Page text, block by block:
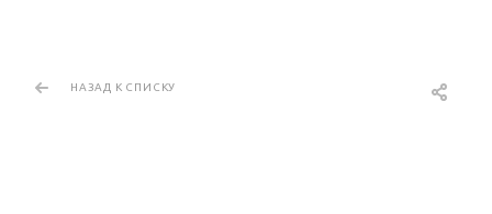
НАЗАД К СПИСКУ